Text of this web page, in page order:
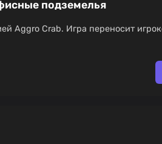
подземелья
Aggro Crab. Игра переносит